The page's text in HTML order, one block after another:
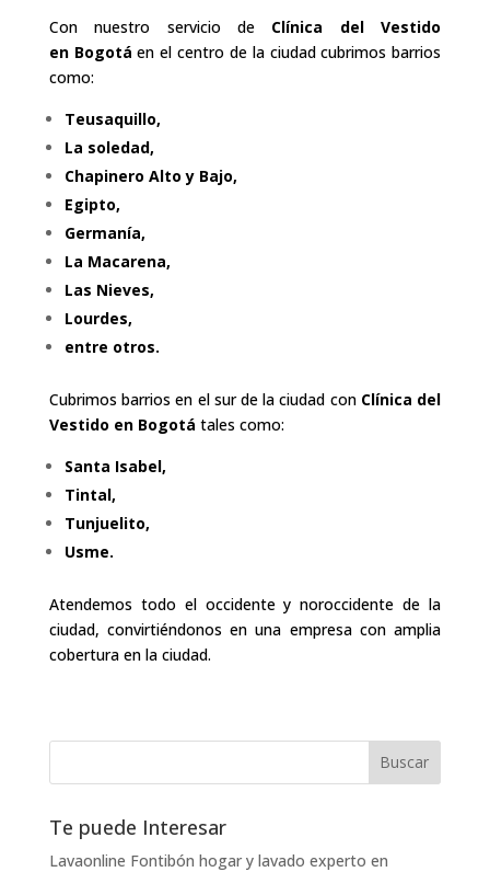
Con nuestro servicio de Clínica del Vestido
enBogotá en el centro de la ciudad cubrimos barrios
como:
Teusaquillo,
La soledad,
Chapinero Alto y Bajo,
Egipto,
Germanía,
La Macarena,
Las Nieves,
Lourdes,
entre otros.
Cubrimos barrios en el sur de la ciudad con Clínica del
Vestido enBogotá tales como:
Santa Isabel,
Tintal,
Tunjuelito,
Usme.
Atendemos todo el occidente y noroccidente de la
ciudad, convirtiéndonos en una empresa con amplia
cobertura en la ciudad.
Te puede Interesar
Lavaonline Fontibón hogar y lavado experto en